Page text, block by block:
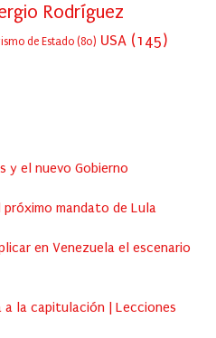
Rodríguez
de Estado (80) USA (145)
y el nuevo Gobierno
mandato de Lula
en Venezuela el escenario
a la capitulación | Lecciones